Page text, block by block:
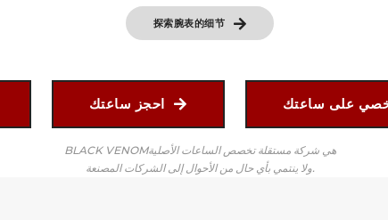
探索腕表的细节
BLACK VENOMهي شركة مستقلة تخصص الساعات الأصلية
ولا ينتمي بأي حال من الأحوال إلى الشركات المصنعة.